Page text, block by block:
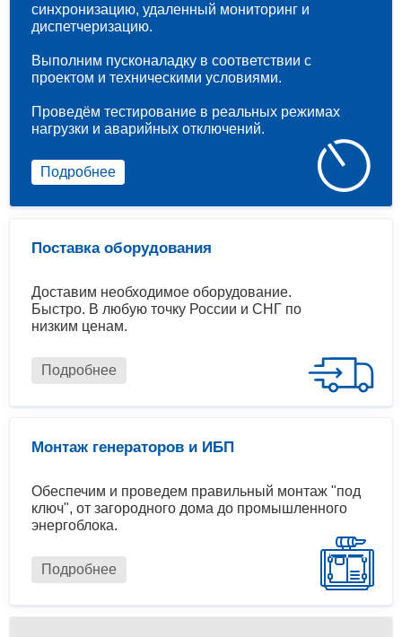
Поставка оборудования
Доставим необходимое оборудование.
Быстро. В любую точку России и СНГ по
низким ценам.
Подробнее
Монтаж генераторов и ИБП
Обеспечим и проведем правильный монтаж "под
ключ", от загородного дома до промышленного
энергоблока.
Подробнее
синхронизацию, удаленный мониторинг и
диспетчеризацию.
Выполним пусконаладку в соответствии с
проектом и техническими условиями.
Проведём тестирование в реальных режимах
нагрузки и аварийных отключений.
Подробнее